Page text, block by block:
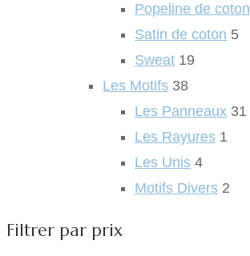
Popeline de coton
Satin de coton 5
Sweat 19
Les Motifs 38
Les Panneaux 31
Les Rayures 1
Les Unis 4
Motifs Divers 2
Filtrer par prix